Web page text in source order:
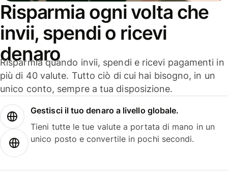
Risparmia ogni volta che
invii, spendi o ricevi
denaro
Risparmia quando invii, spendi e ricevi pagamenti in
più di 40 valute. Tutto ciò di cui hai bisogno, in un
unico conto, sempre a tua disposizione.
Gestisci il tuo denaro a livello globale.
Tieni tutte le tue valute a portata di mano in un
unico posto e convertile in pochi secondi.